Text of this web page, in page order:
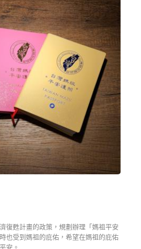
復甦計畫的政策，規劃辦理「媽祖平安
也受到媽祖的庇佑，希望在媽祖的庇佑
安。